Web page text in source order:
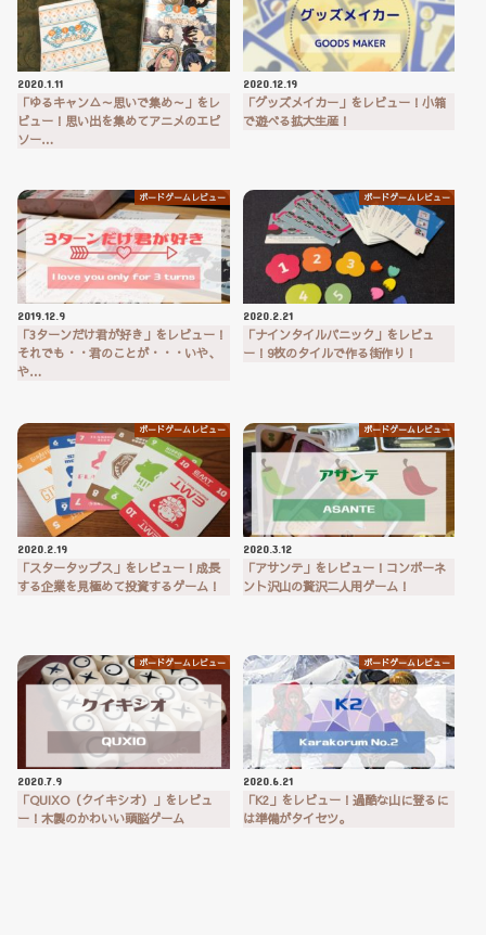
2020.1.11
「ゆるキャン△～思いで集め～」をレ
ビュー！思い出を集めてアニメのエピ
ソー…
2020.12.19
「グッズメイカー」をレビュー！小箱
で遊べる拡大生産！
ボードゲームレビュー
2019.12.9
「3ターンだけ君が好き」をレビュー！
それでも・・君のことが・・・いや、
や…
ボードゲームレビュー
2020.2.21
「ナインタイルパニック」をレビュ
ー！9枚のタイルで作る街作り！
ボードゲームレビュー
2020.2.19
「スタータップス」をレビュー！成長
する企業を見極めて投資するゲーム！
ボードゲームレビュー
2020.3.12
「アサンテ」をレビュー！コンポーネ
ント沢山の贅沢二人用ゲーム！
ボードゲームレビュー
2020.7.9
「QUIXO（クイキシオ）」をレビュ
ー！木製のかわいい頭脳ゲーム
ボードゲームレビュー
2020.6.21
「K2」をレビュー！過酷な山に登るに
は準備がタイセツ。